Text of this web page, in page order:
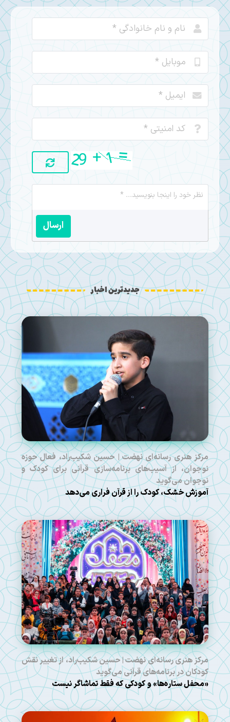
ارسال
جدیدترین اخبار
مرکز هنری رسانه‌ای نهضت | حسین شکیب‌راد، فعال حوزه
نوجوان، از آسیب‌های برنامه‌سازی قرآنی برای کودک و
نوجوان می‌گوید
آموزش خشک، کودک را از قرآن فراری می‌دهد
مرکز هنری رسانه‌ای نهضت | حسین شکیب‌راد، از تغییر نقش
کودکان در برنامه‌های قرآنی می‌گوید
«محفل ستاره‌ها» و کودکی که فقط تماشاگر نیست